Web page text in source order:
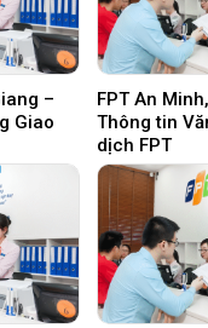
–
Giao
FPT An
Thông tin
dịch FPT